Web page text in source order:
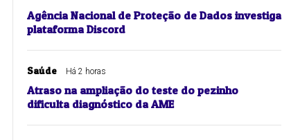
Agência Nacional de Proteção de Dados investiga
plataforma Discord
Saúde Há 2 horas
Atraso na ampliação do teste do pezinho
dificulta diagnóstico da AME